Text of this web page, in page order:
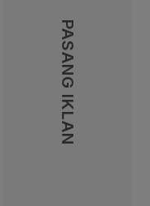
PASANG IKLAN